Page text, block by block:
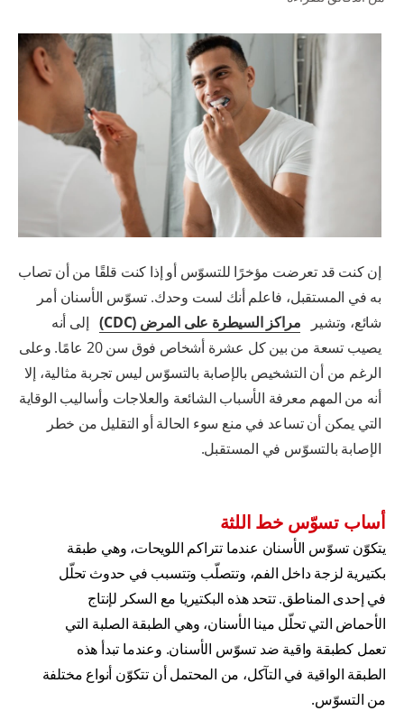
للمحترفين
الولايات المتحدة (الإنجليزية)
إن كنت قد تعرضت مؤخرًا للتسوّس أو إذا كنت قلقًا من أن تصاب
به في المستقبل، فاعلم أنك لست وحدك. تسوّس الأسنان أمر
شائع، وتشير
مراكز السيطرة على المرض (CDC)
إلى أنه
يصيب تسعة من بين كل عشرة أشخاص فوق سن 20 عامًا. وعلى
الرغم من أن التشخيص بالإصابة بالتسوّس ليس تجربة مثالية، إلا
أنه من المهم معرفة الأسباب الشائعة والعلاجات وأساليب الوقاية
التي يمكن أن تساعد في منع سوء الحالة أو التقليل من خطر
الإصابة بالتسوّس في المستقبل.
أساب تسوّس خط اللثة
يتكوّن تسوّس الأسنان عندما تتراكم اللويحات، وهي طبقة
بكتيرية لزجة داخل الفم، وتتصلّب وتتسبب في حدوث تحلّل
في إحدى المناطق. تتحد هذه البكتيريا مع السكر لإنتاج
الأحماض التي تحلّل مينا الأسنان، وهي الطبقة الصلبة التي
تعمل كطبقة واقية ضد تسوّس الأسنان. وعندما تبدأ هذه
الطبقة الواقية في التآكل، من المحتمل أن تتكوّن أنواع مختلفة
من التسوّس.